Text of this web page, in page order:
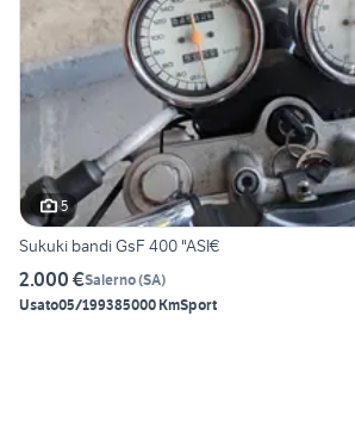
5
Sukuki bandi GsF 400 "ASI€
2.000 €Salerno(SA)
Usato05/199385000 KmSport